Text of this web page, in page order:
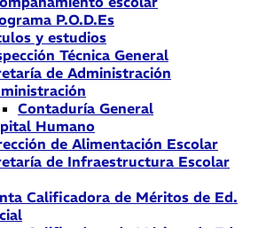
P.O.D.Es
y estudios
Técnica General
de Administración
Contaduría General
Humano
de Alimentación Escolar
de Infraestructura Escolar
Calificadora de Méritos de Ed.